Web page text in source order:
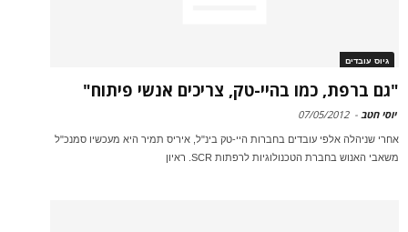
גיוס עובדים
"גם ברפת, כמו בהיי-טק, צריכים אנשי פיתוח"
יוסי חטב -
07/05/2012
אחרי שניהלה אלפי עובדים בחברות היי-טק בינ"ל, איריס תמיר היא מעכשיו סמנכ"ל
משאבי האנוש בחברת הטכנולוגיות לרפתות SCR. ראיון